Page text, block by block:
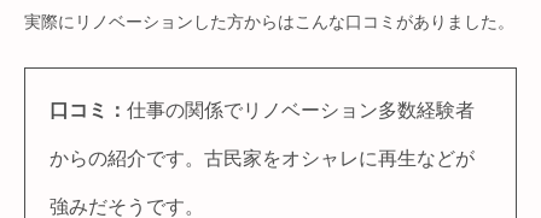
実際にリノベーションした方からはこんな口コミがありました。
口コミ： 仕事の関係でリノベーション多数経験者
からの紹介です。古民家をオシャレに再生などが
強みだそうです。